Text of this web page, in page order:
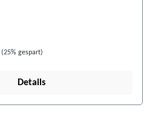
(25% gespart)
Details